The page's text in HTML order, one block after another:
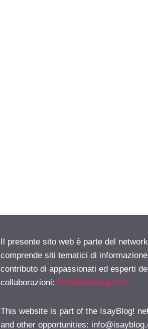
Il presente sito web è parte del
comprende siti tematici di
contributo di appassionati ed esperti
collaborazioni: info@isayblog.com
This website is part of the IsayBlog!
and other opportunities: